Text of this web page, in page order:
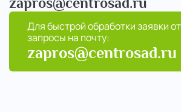
Для быстрой обработки заявки
запросы на почту:
zapros@centrosad.ru